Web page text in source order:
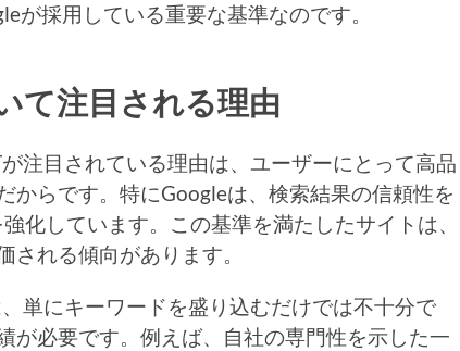
が採用している重要な基準なのです。
て注目される理由
注目されている理由は、ユーザーにとって高品
からです。特にGoogleは、検索結果の信頼性を
化しています。この基準を満たしたサイトは、
される傾向があります。
単にキーワードを盛り込むだけでは不十分で
が必要です。例えば、自社の専門性を示した一